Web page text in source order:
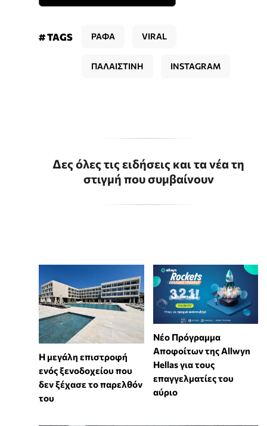
# TAGS ΡΑΦΑ VIRAL
ΠΑΛΑΙΣΤΙΝΗ INSTAGRAM
Δες όλες τις ειδήσεις και τα νέα τη
στιγμή που συμβαίνουν
Η μεγάλη επιστροφή
ενός ξενοδοχείου που
δεν ξέχασε το παρελθόν
του
Νέο Πρόγραμμα
Αποφοίτων της Allwyn
Hellas για τους
επαγγελματίες του
αύριο